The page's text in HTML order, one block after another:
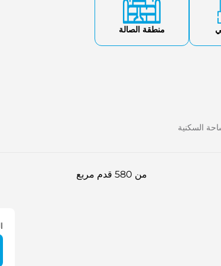
منطقة الصالة
السكنية
من 580 قدم مربع